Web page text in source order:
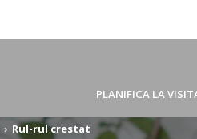
PLANIFICA LA
Rul-rul crestat